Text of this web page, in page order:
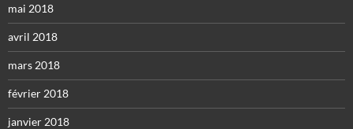
mai 2018
avril 2018
mars 2018
février 2018
janvier 2018